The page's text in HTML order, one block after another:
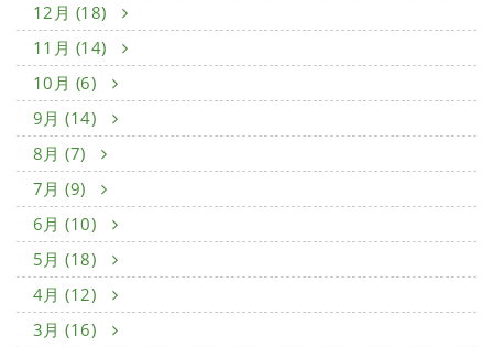
12月 (18)
11月 (14)
10月 (6)
9月 (14)
8月 (7)
7月 (9)
6月 (10)
5月 (18)
4月 (12)
3月 (16)